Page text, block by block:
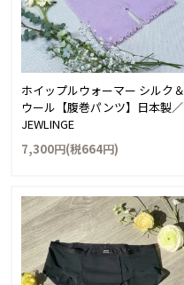
ホイップルウォーマー シルク＆
ウール【腹巻パンツ】日本製／
JEWLINGE
7,300円(税664円)